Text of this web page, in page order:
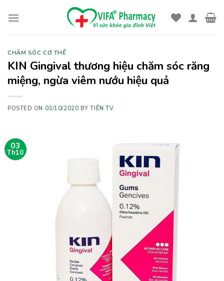
CHĂM SÓC CƠ THỂ
KIN Gingival thương hiệu chăm sóc răng
miệng, ngừa viêm nướu hiệu quả
POSTED ON 03/10/2020 BYTIÊN TV
03
Th10